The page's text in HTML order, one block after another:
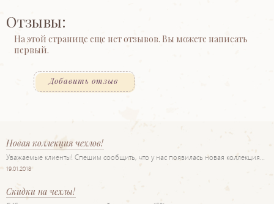
Отзывы:
На этой странице еще нет отзывов. Вы можете написать
первый.
Добавить отзыв
Новая коллекция чехлов!
Уважаемые клиенты! Спешим сообщить, что у нас появилась новая коллекция…
19.01.2018
Скидки на чехлы!